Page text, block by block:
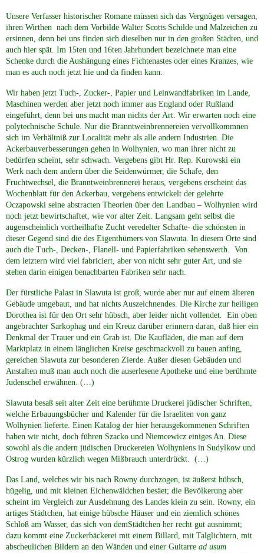
Unsere Verfasser historischer Romane müssen sich das Vergnügen versagen,
ihren Wirthen nach dem Vorbilde Walter Scotts Schilde und Malzeichen zu
ersinnen, denn bei uns finden sich dieselben nur in den großen Städten, und
auch hier spät. Im 15ten und 16ten Jahrhundert bezeichnete man eine
Schenke durch die Aushängung eines Fichtenastes oder eines Kranzes, wie
man es auch noch jetzt hie und da finden kann.
Wir haben jetzt Tuch-, Zucker-, Papier und Leinwandfabriken im Lande,
Maschinen werden aber jetzt noch immer aus England oder Rußland
eingeführt, denn bei uns macht man nichts der Art. Wir erwarten noch eine
polytechnische Schule. Nur die Branntweinbrennereien vervollkommnen
sich im Verhältniß zur Localität mehr als alle andern Industrien. Die
Ackerbauverbesserungen gehen in Wolhynien, wo man ihrer nicht zu
bedürfen scheint, sehr schwach. Vergebens gibt Hr. Rep. Kurowski ein
Werk nach dem andern über die Seidenwürmer, die Schafe, den
Fruchtwechsel, die Branntweinbrennerei heraus, vergebens erscheint das
Wochenblatt für den Ackerbau, vergebens entwickelt der gelehrte
Oczapowski seine abstracten Theorien über den Landbau – Wolhynien wird
noch jetzt bewirtschaftet, wie vor alter Zeit. Langsam geht selbst die
augenscheinlich vortheilhafte Zucht veredelter Schafte- die schönsten in
dieser Gegend sind die des Eigenthümers von Slawuta. In diesem Orte sind
auch die Tuch-, Decken-, Flanell- und Papierfabriken sehenswerth. Von
dem letztern wird viel fabriciert, aber von nicht sehr guter Art, und sie
stehen darin einigen benachbarten Fabriken sehr nach.
Der fürstliche Palast in Slawuta ist groß, wurde aber nur auf einem älteren
Gebäude umgebaut, und hat nichts Auszeichnendes. Die Kirche zur heiligen
Dorothea ist für den Ort sehr hübsch, aber leider nicht vollendet. Ein oben
angebrachter Sarkophag und ein Kreuz darüber erinnern daran, daß hier ein
Denkmal der Trauer und ein Grab ist. Die Kaufläden, die man auf dem
Marktplatz in einem länglichen Kreise geschmackvoll zu bauen anfing,
gereichen Slawuta zur besonderen Zierde. Außer diesen Gebäuden und
Anstalten muß man auch noch die auserlesene Apotheke und eine berühmte
Judenschel erwähnen. (…)
Slawuta besaß seit alter Zeit eine berühmte Druckerei jüdischer Schriften,
welche Erbauungsbücher und Kalender für die Israeliten von ganz
Wolhynien lieferte. Einen Katalog der hier herausgekommenen Schriften
haben wir nicht, doch führen Szacko und Niemcewicz einiges An. Diese
sowohl als die andern jüdischen Druckereien Wolhyniens in Sudylkow und
Ostrog wurden kürzlich wegen Mißbrauch unterdrückt. (…)
Das Land, welches wir bis nach Rowny durchzogen, ist äußerst hübsch,
hügelig, und mit kleinen Eichenwäldchen besäet; die Bevölkerung aber
scheint im Vergleich zur Ausdehnung des Landes klein zu sein. Rowny, ein
artiges Städtchen, hat einige hübsche Häuser und ein ziemlich schönes
Schloß am Wasser, das sich von demStädtchen her recht gut ausnimmt;
dazu kommt eine Zuckerbäckerei mit einem Billard, mit Talglichtern, mit
abscheulichen Bildern an den Wänden und einer Guitarre ad usum